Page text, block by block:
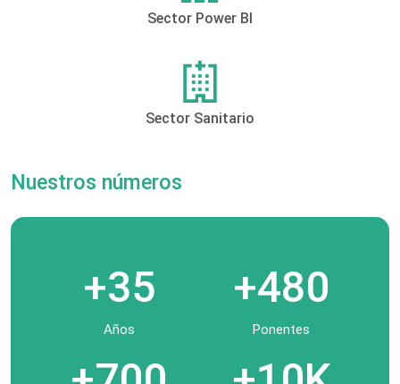
Sector Power BI
Sector Sanitario
Nuestros números
+35
Años
+480
Ponentes